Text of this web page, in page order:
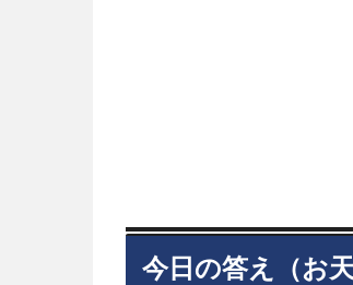
今日の答え（お天